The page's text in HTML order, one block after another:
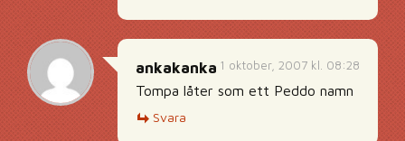
1 oktober, 2007 kl. 08:28
ankakanka
Tompa låter som ett Peddo namn
Svara